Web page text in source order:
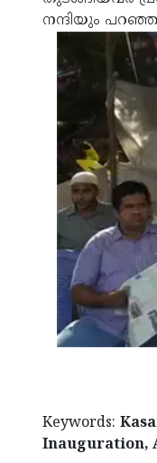
നന്ദിയും
Keywords:
Inauguration,